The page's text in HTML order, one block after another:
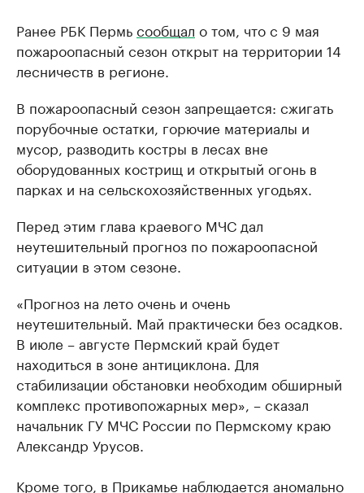
Ранее РБК Пермьсообщал о том, что с 9 мая
пожароопасный сезон открыт на территории 14
лесничеств в регионе.
В пожароопасный сезон запрещается: сжигать
порубочные остатки, горючие материалы и
мусор, разводить костры в лесах вне
оборудованных кострищ и открытый огонь в
парках и на сельскохозяйственных угодьях.
Перед этим глава краевого МЧС дал
неутешительный прогноз по пожароопасной
ситуации в этом сезоне.
«Прогноз на лето очень и очень
неутешительный. Май практически без осадков.
В июле – августе Пермский край будет
находиться в зоне антициклона. Для
стабилизации обстановки необходим обширный
комплекс противопожарных мер», – сказал
начальник ГУ МЧС России по Пермскому краю
Александр Урусов.
Кроме того, в Прикамье наблюдается аномально